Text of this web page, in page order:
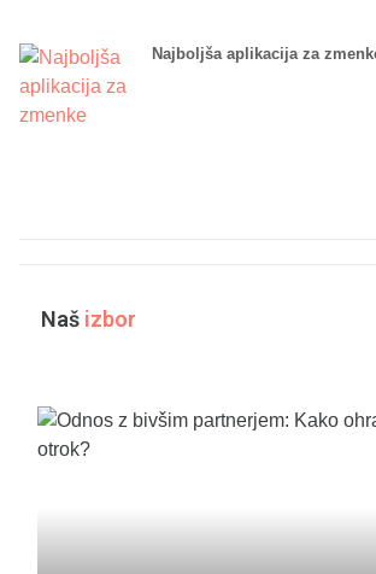
Najboljša aplikacija za
Naš izbor